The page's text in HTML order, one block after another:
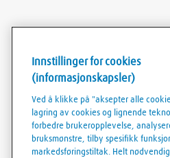
Linde Gas 24/7
Last ned Linde Gas 24/7 Nordics
enheter i Google Play og for
Innstillinger for cookies
(informasjonskapsler)
Ved å klikke på "aksepter alle
lagring av cookies og lignende
forbedre brukeropplevelse,
bruksmønstre, tilby spesifikk
markedsføringstiltak. Helt